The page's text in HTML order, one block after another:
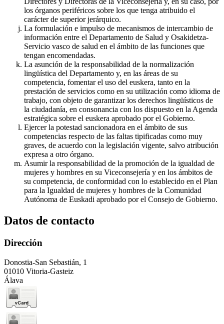
los órganos periféricos sobre los que tenga atribuido el
carácter de superior jerárquico.
La formulación e impulso de mecanismos de intercambio de
información entre el Departamento de Salud y Osakidetza-
Servicio vasco de salud en el ámbito de las funciones que
tengan encomendadas.
La asunción de la responsabilidad de la normalización
lingüística del Departamento y, en las áreas de su
competencia, fomentar el uso del euskera, tanto en la
prestación de servicios como en su utilización como idioma de
trabajo, con objeto de garantizar los derechos lingüísticos de
la ciudadanía, en consonancia con los dispuesto en la Agenda
estratégica sobre el euskera aprobado por el Gobierno.
Ejercer la potestad sancionadora en el ámbito de sus
competencias respecto de las faltas tipificadas como muy
graves, de acuerdo con la legislación vigente, salvo atribución
expresa a otro órgano.
Asumir la responsabilidad de la promoción de la igualdad de
mujeres y hombres en su Viceconsejería y en los ámbitos de
su competencia, de conformidad con lo establecido en el Plan
para la Igualdad de mujeres y hombres de la Comunidad
Autónoma de Euskadi aprobado por el Consejo de Gobierno.
Datos de contacto
Dirección
Donostia-San Sebastián, 1
01010 Vitoria-Gasteiz
Álava